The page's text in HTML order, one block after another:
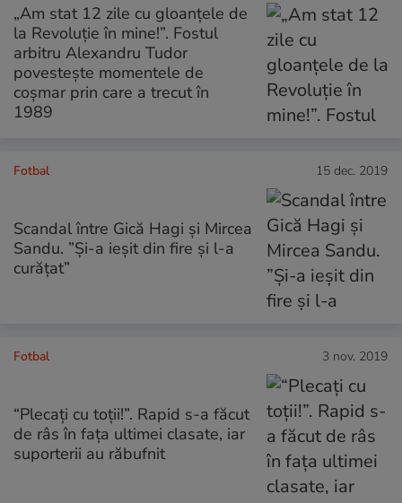
„Am stat 12 zile cu gloanțele de
la Revoluție în mine!”. Fostul
arbitru Alexandru Tudor
povestește momentele de
coșmar prin care a trecut în
1989
Fotbal 15 dec. 2019
Scandal între Gică Hagi și Mircea
Sandu. ”Și-a ieșit din fire și l-a
curățat”
Fotbal 3 nov. 2019
“Plecați cu toții!”. Rapid s-a făcut
de râs în fața ultimei clasate, iar
suporterii au răbufnit